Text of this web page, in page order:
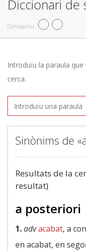
Diccionari de
Compartiu
Introduïu la paraula
cerca.
Sinònims de
Resultats de la
resultat)
a posteriori
1.advacabat, a
en acabat, en